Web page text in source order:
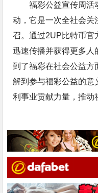
福彩公益宣传周活
动，它是一次全社会关
召。通过2UP比特币官
迅速传播并获得更多人
到了福彩在社会公益方
解到参与福彩公益的意
利事业贡献力量，推动